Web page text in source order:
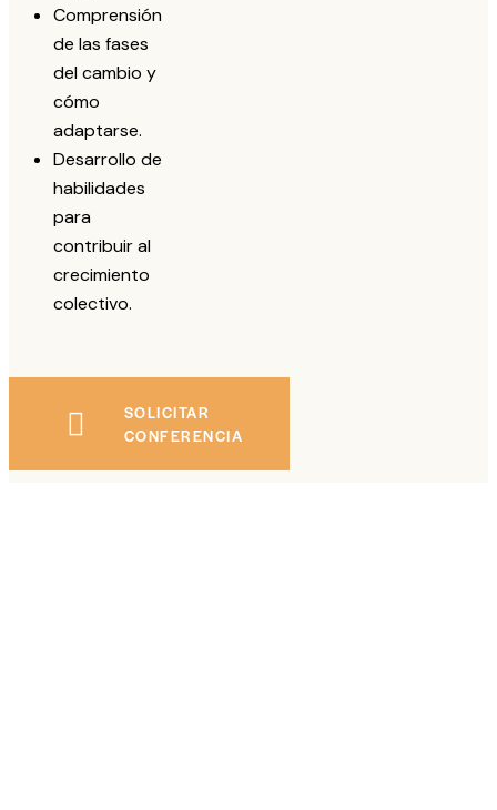
Comprensión
de las fases
del cambio y
cómo
adaptarse.
Desarrollo de
habilidades
para
contribuir al
crecimiento
colectivo.
SOLICITAR
CONFERENCIA